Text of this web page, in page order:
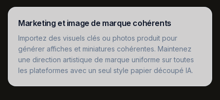
Marketing et image de marque cohérents
Importez des visuels clés ou photos produit pour
générer affiches et miniatures cohérentes. Maintenez
une direction artistique de marque uniforme sur toutes
les plateformes avec un seul style papier découpé IA.